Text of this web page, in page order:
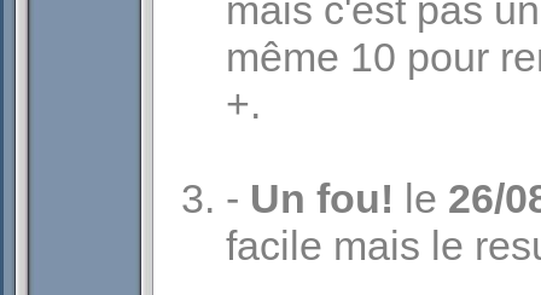
mais c'est pas
même 10 pour
+.
- Un fou! le 26/
facile mais le